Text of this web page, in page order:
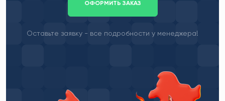
ОФОРМИТЬ ЗАКАЗ
Оставьте заявку - все подробности у менеджера!